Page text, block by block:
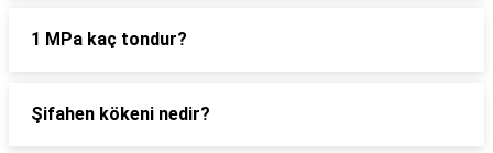
1 MPa kaç tondur?
Şifahen kökeni nedir?